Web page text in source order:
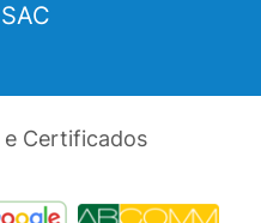
SAC
e Certificados